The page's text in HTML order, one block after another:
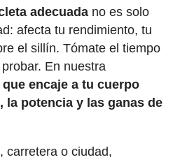
adecuadano es solo
afecta tu rendimiento, tu
el sillín. Tómate el tiempo
En nuestra
encaje a tu cuerpo
potencia y las ganas de
carretera o ciudad,